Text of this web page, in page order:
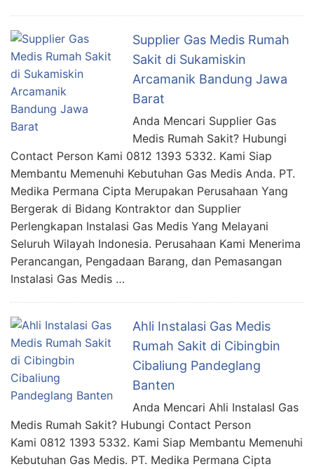
Supplier Gas Medis Rumah
Sakit di Sukamiskin
Arcamanik Bandung Jawa
Barat
Anda Mencari Supplier Gas
Medis Rumah Sakit? Hubungi
Contact Person Kami 0812 1393 5332. Kami Siap
Membantu Memenuhi Kebutuhan Gas Medis Anda. PT.
Medika Permana Cipta Merupakan Perusahaan Yang
Bergerak di Bidang Kontraktor dan Supplier
Perlengkapan Instalasi Gas Medis Yang Melayani
Seluruh Wilayah Indonesia. Perusahaan Kami Menerima
Perancangan, Pengadaan Barang, dan Pemasangan
Instalasi Gas Medis …
Ahli Instalasi Gas Medis
Rumah Sakit di Cibingbin
Cibaliung Pandeglang
Banten
Anda Mencari Ahli InstalasI Gas
Medis Rumah Sakit? Hubungi Contact Person
Kami 0812 1393 5332. Kami Siap Membantu Memenuhi
Kebutuhan Gas Medis. PT. Medika Permana Cipta